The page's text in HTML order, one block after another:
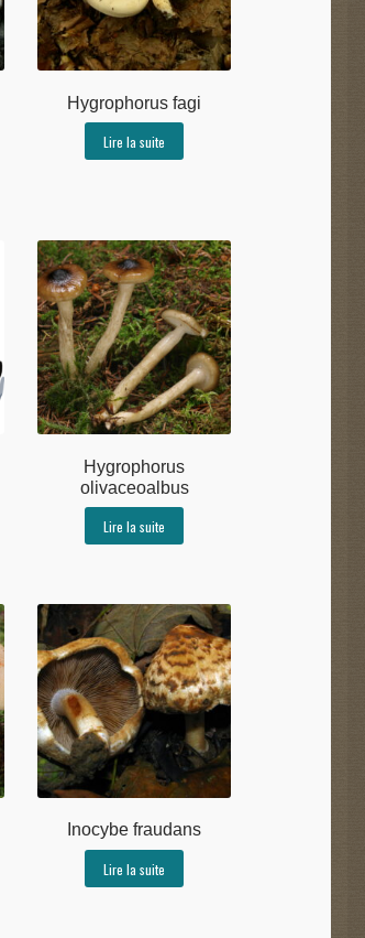
Hygrophorus fagi
Lire la suite
Hygrophorus
olivaceoalbus
Lire la suite
Inocybe fraudans
Lire la suite